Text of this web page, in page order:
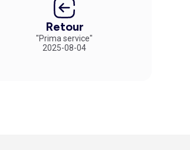
Retour
"Prima service"
2025-08-04